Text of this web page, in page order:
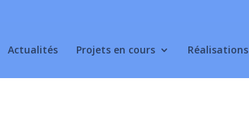
Actualités Projets en cours Réalisations